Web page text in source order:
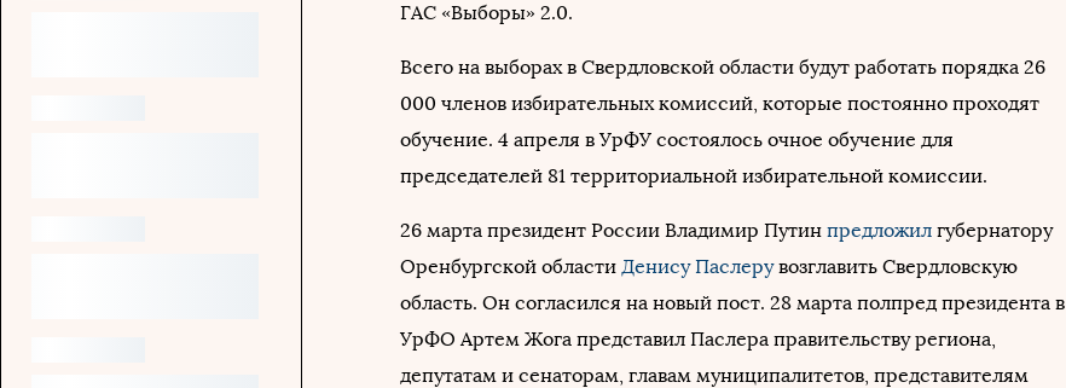
ГАС «Выборы» 2.0.
Всего на выборах в Свердловской области будут работать порядка 26
000 членов избирательных комиссий, которые постоянно проходят
обучение. 4 апреля в УрФУ состоялось очное обучение для
председателей 81 территориальной избирательной комиссии.
26 марта президент России Владимир Путин предложил губернатору
Оренбургской области Денису Паслерувозглавить Свердловскую
область. Он согласился на новый пост. 28 марта полпред президента в
УрФО Артем Жога представил Паслера правительству региона,
депутатам и сенаторам, главам муниципалитетов, представителям